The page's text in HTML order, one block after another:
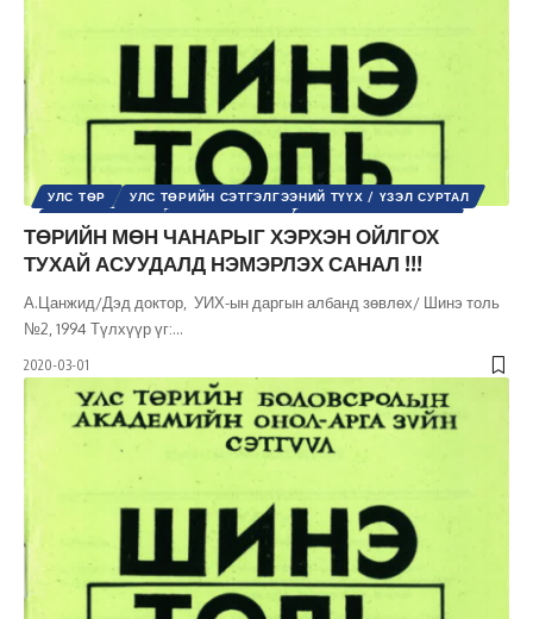
УЛС ТӨР
УЛС ТӨРИЙН СЭТГЭЛГЭЭНИЙ ТҮҮХ / ҮЗЭЛ СУРТАЛ
ТӨРИЙН МӨН ЧАНАРЫГ ХЭРХЭН ОЙЛГОХ
ТУХАЙ АСУУДАЛД НЭМЭРЛЭХ САНАЛ !!!
А.Цанжид/Дэд доктор, УИХ-ын даргын албанд зөвлөх/ Шинэ толь
№2, 1994 Түлхүүр үг:…
2020-03-01